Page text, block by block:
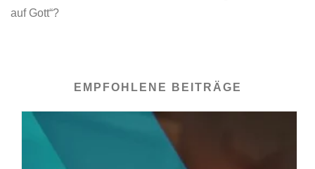
auf Gott“?
EMPFOHLENE BEITRÄGE